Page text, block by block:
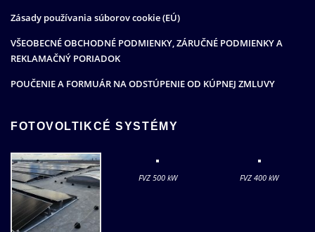
Zásady používania súborov cookie (EÚ)
VŠEOBECNÉ OBCHODNÉ PODMIENKY, ZÁRUČNÉ PODMIENKY A
REKLAMAČNÝ PORIADOK
POUČENIE A FORMUÁR NA ODSTÚPENIE OD KÚPNEJ ZMLUVY
FOTOVOLTIKCÉ SYSTÉMY
FVZ 500 kW FVZ 400 kW